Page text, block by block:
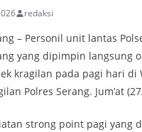
redaksi
– Personil unit lantas
yang dipimpin langsung
kragilan pada pagi hari di
Polres Serang. Jum’at
strong point pagi yang